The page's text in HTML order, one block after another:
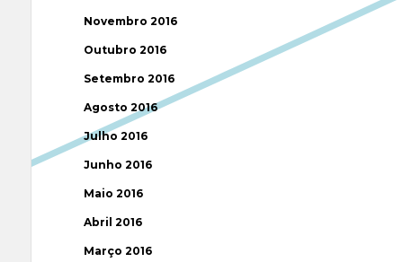
Novembro 2016
Outubro 2016
Setembro 2016
Agosto 2016
Julho 2016
Junho 2016
Maio 2016
Abril 2016
Março 2016